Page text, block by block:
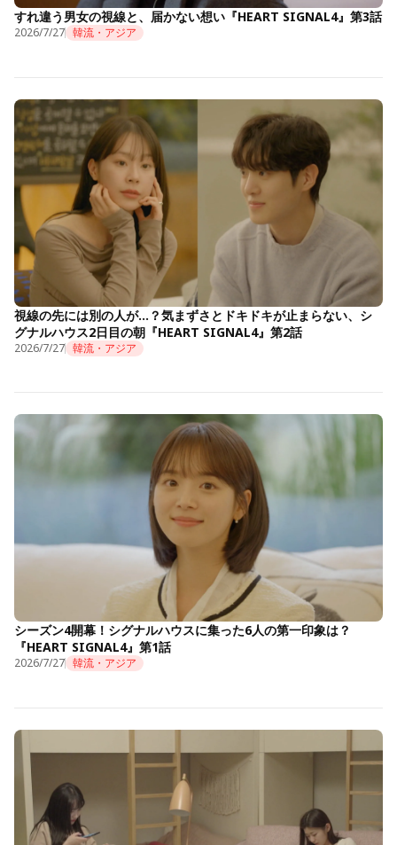
すれ違う男女の視線と、届かない想い『HEART SIGNAL4』第3話
2026/7/27 韓流・アジア
視線の先には別の人が…？気まずさとドキドキが止まらない、シ
グナルハウス2日目の朝『HEART SIGNAL4』第2話
2026/7/27 韓流・アジア
シーズン4開幕！シグナルハウスに集った6人の第一印象は？
『HEART SIGNAL4』第1話
2026/7/27 韓流・アジア